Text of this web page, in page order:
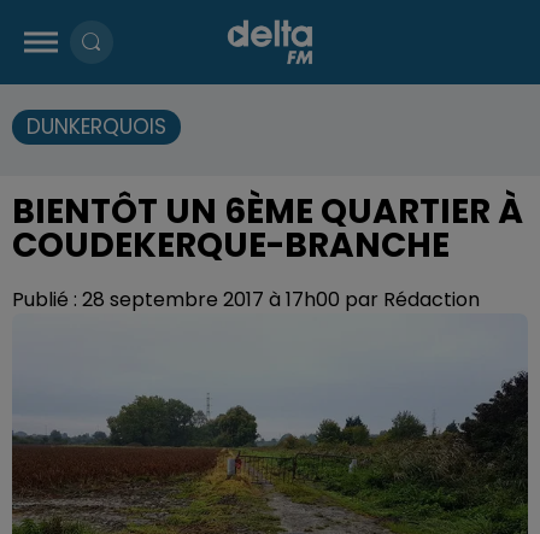
DUNKERQUOIS
BIENTÔT UN 6ÈME QUARTIER À
COUDEKERQUE-BRANCHE
Publié : 28 septembre 2017 à 17h00 par Rédaction